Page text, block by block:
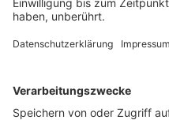
Gesucht: Innovative
Nettetal hofft nun auf